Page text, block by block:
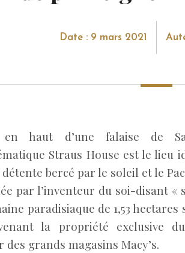
Date : 9 mars 2021
en haut d’une falaise de
Straus House est le lieu
bercé par le soleil et le
par l’inventeur du soi-disant «
paradisiaque de 1,53
la propriété exclusive
grands magasins Macy’s.